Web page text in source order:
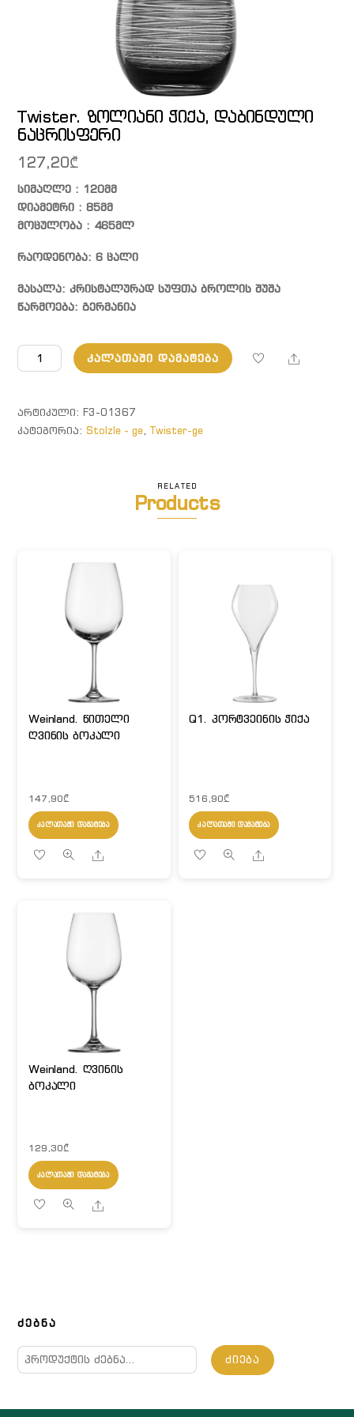
Twister. ზოლიანი ჭიქა, დაბინდული
ნაცრისფერი
127,20₾
სიმაღლე : 120მმ
დიამეტრი : 85მმ
მოცულობა : 465მლ
რაოდენობა: 6 ცალი
მასალა: კრისტალურად სუფთა ბროლის შუშა
წარმოება: გერმანია
რაოდენობა:
Twister.
ჭიქა,
დაბინდული
ᲙᲐᲚᲐᲗᲐᲨᲘ ᲓᲐᲛᲐᲢᲔᲑᲐ Share
ᲐᲠᲢᲘᲙᲣᲚᲘ:F3-01367
ᲙᲐᲢᲔᲒᲝᲠᲘᲐ:Stolzle - ge,Twister-ge
RELATED
Products
Weinland. წითელი
ღვინის ბოკალი
147,90₾
ᲙᲐᲚᲐᲗᲐᲨᲘ ᲓᲐᲛᲐᲢᲔᲑᲐ
Share
Q1. პორტვეინის ჭიქა
516,90₾
ᲙᲐᲚᲐᲗᲐᲨᲘ ᲓᲐᲛᲐᲢᲔᲑᲐ
Share
Weinland. ღვინის
ბოკალი
129,30₾
ᲙᲐᲚᲐᲗᲐᲨᲘ ᲓᲐᲛᲐᲢᲔᲑᲐ
Share
ᲫᲔᲑᲜᲐ
ძებნა:
ᲫᲘᲔᲑᲐ